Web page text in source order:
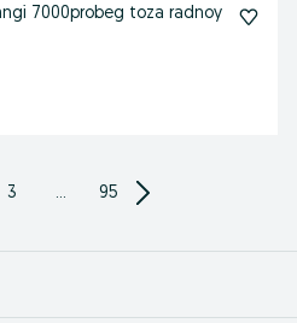
7000probeg toza radnoy
3 ... 95